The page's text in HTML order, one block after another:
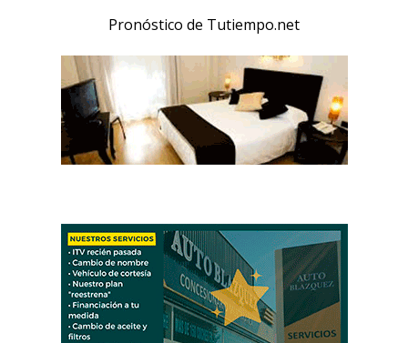
Pronóstico de Tutiempo.net